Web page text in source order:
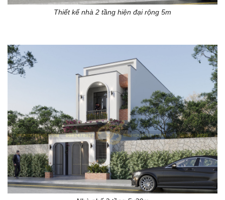
Thiết kế nhà 2 tầng hiện đại rộng 5m